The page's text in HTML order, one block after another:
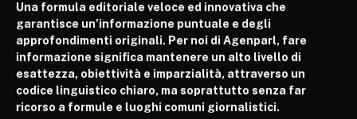
Una formula editoriale veloce ed innovativa che
garantisce un’informazione puntuale e degli
approfondimenti originali. Per noi di Agenparl, fare
informazione significa mantenere un alto livello di
esattezza, obiettività e imparzialità, attraverso un
codice linguistico chiaro, ma soprattutto senza far
ricorso a formule e luoghi comuni giornalistici.